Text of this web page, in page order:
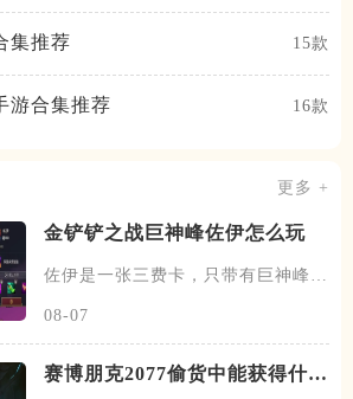
集推荐 15款
游合集推荐 16款
更多 +
金铲铲之战巨神峰佐伊怎么玩
佐伊是一张三费卡，只带有巨神峰一
08-07
赛博朋克2077偷货中能获得什么